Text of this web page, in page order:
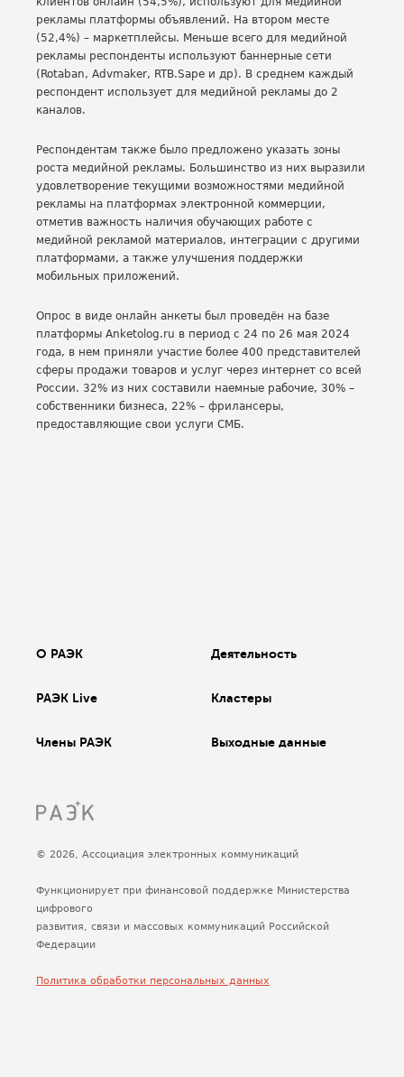
рекламы платформы объявлений. На втором месте
(52,4%) – маркетплейсы. Меньше всего для медийной
рекламы респонденты используют баннерные сети
(Rotaban, Advmaker, RTB.Sape и др). В среднем каждый
респондент использует для медийной рекламы до 2
каналов.
Респондентам также было предложено указать зоны
роста медийной рекламы. Большинство из них выразили
удовлетворение текущими возможностями медийной
рекламы на платформах электронной коммерции,
отметив важность наличия обучающих работе с
медийной рекламой материалов, интеграции с другими
платформами, а также улучшения поддержки
мобильных приложений.
Опрос в виде онлайн анкеты был проведён на базе
платформы Anketolog.ru в период с 24 по 26 мая 2024
года, в нем приняли участие более 400 представителей
сферы продажи товаров и услуг через интернет со всей
России. 32% из них составили наемные рабочие, 30% –
собственники бизнеса, 22% – фрилансеры,
предоставляющие свои услуги СМБ.
О РАЭК Деятельность
РАЭК Live Кластеры
Члены РАЭК Выходные данные
© 2026, Ассоциация электронных коммуникаций
Функционирует при финансовой поддержке Министерства
цифрового
развития, связи и массовых коммуникаций Российской
Федерации
Политика обработки персональных данных